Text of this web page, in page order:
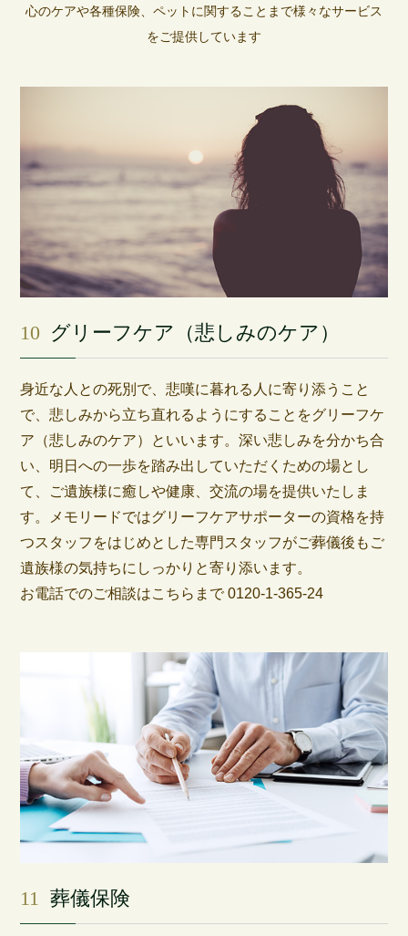
心のケアや各種保険、ペットに関することまで様々なサービス
をご提供しています
10 グリーフケア（悲しみのケア）
身近な人との死別で、悲嘆に暮れる人に寄り添うこと
で、悲しみから立ち直れるようにすることをグリーフケ
ア（悲しみのケア）といいます。深い悲しみを分かち合
い、明日への一歩を踏み出していただくための場とし
て、ご遺族様に癒しや健康、交流の場を提供いたしま
す。メモリードではグリーフケアサポーターの資格を持
つスタッフをはじめとした専門スタッフがご葬儀後もご
遺族様の気持ちにしっかりと寄り添います。
お電話でのご相談はこちらまで0120-1-365-24
11 葬儀保険